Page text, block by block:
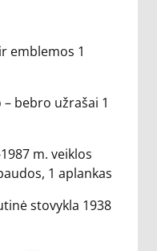
emblemos 1
bebro užrašai 1
m. veiklos
1 aplankas
stovykla 1938